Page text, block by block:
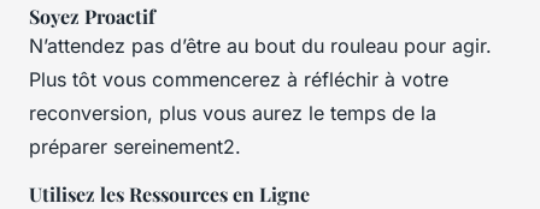
Soyez Proactif
N’attendez pas d’être au bout du rouleau pour agir.
Plus tôt vous commencerez à réfléchir à votre
reconversion, plus vous aurez le temps de la
préparer sereinement2.
Utilisez les Ressources en Ligne